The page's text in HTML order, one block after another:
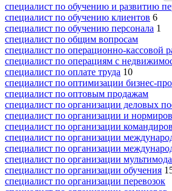
специалист по обучению и развитию
специалист по обучению клиентов 6
специалист по обучению персонала 1
специалист по общим вопросам
специалист по операционно-кассовой
специалист по операциям с
специалист по оплате труда 10
специалист по оптимизации бизнес-
специалист по оптовым продажам
специалист по организации деловых
специалист по организации и
специалист по организации
специалист по организации
специалист по организации
специалист по организации
специалист по организации обучения
специалист по организации перевозок